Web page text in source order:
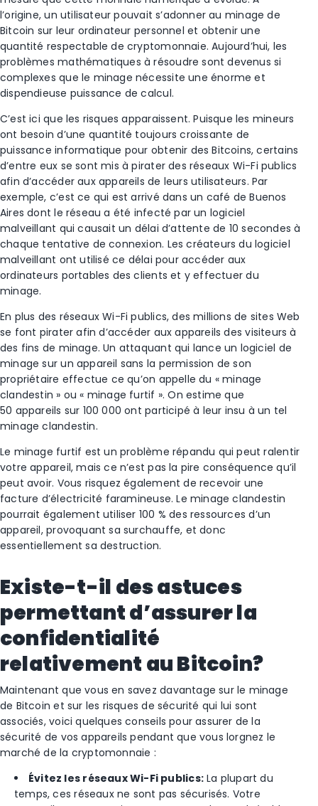
l’origine, un utilisateur pouvait s’adonner au minage de
Bitcoin sur leur ordinateur personnel et obtenir une
quantité respectable de cryptomonnaie. Aujourd’hui, les
problèmes mathématiques à résoudre sont devenus si
complexes que le minage nécessite une énorme et
dispendieuse puissance de calcul.
C’est ici que les risques apparaissent. Puisque les mineurs
ont besoin d’une quantité toujours croissante de
puissance informatique pour obtenir des Bitcoins, certains
d’entre eux se sont mis à pirater des réseaux Wi-Fi publics
afin d’accéder aux appareils de leurs utilisateurs. Par
exemple, c’est ce qui est arrivé dans un café de Buenos
Aires dont le réseau a été infecté par un logiciel
malveillant qui causait un délai d’attente de 10 secondes à
chaque tentative de connexion. Les créateurs du logiciel
malveillant ont utilisé ce délai pour accéder aux
ordinateurs portables des clients et y effectuer du
minage.
En plus des réseaux Wi-Fi publics, des millions de sites Web
se font pirater afin d’accéder aux appareils des visiteurs à
des fins de minage. Un attaquant qui lance un logiciel de
minage sur un appareil sans la permission de son
propriétaire effectue ce qu’on appelle du « minage
clandestin » ou « minage furtif ». On estime que
50 appareils sur 100 000 ont participé à leur insu à un tel
minage clandestin.
Le minage furtif est un problème répandu qui peut ralentir
votre appareil, mais ce n’est pas la pire conséquence qu’il
peut avoir. Vous risquez également de recevoir une
facture d’électricité faramineuse. Le minage clandestin
pourrait également utiliser 100 % des ressources d’un
appareil, provoquant sa surchauffe, et donc
essentiellement sa destruction.
Existe-t-il des astuces
permettant d’assurer la
confidentialité
relativement au Bitcoin?
Maintenant que vous en savez davantage sur le minage
de Bitcoin et sur les risques de sécurité qui lui sont
associés, voici quelques conseils pour assurer de la
sécurité de vos appareils pendant que vous lorgnez le
marché de la cryptomonnaie :
Évitez les réseaux Wi-Fi publics:La plupart du
temps, ces réseaux ne sont pas sécurisés. Votre